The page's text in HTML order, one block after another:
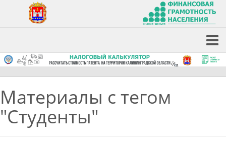
Материалы с тегом
"Студенты"